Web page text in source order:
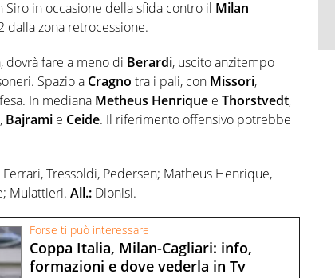
Siro in occasione della sfida contro il Milan
dalla zona retrocessione.
dovrà fare a meno di Berardi, uscito anzitempo
Spazio a Cragno tra i pali, con Missori,
In mediana Metheus Henrique e Thorstvedt,
, Bajrami e Ceide. Il riferimento offensivo potrebbe
Ferrari, Tressoldi, Pedersen; Matheus Henrique,
Mulattieri. All.: Dionisi.
Forse ti può interessare
Coppa Italia, Milan-Cagliari: info,
formazioni e dove vederla in Tv